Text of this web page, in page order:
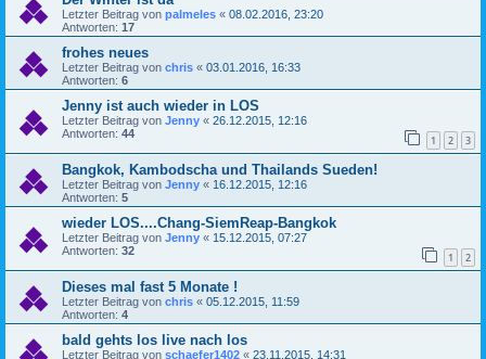
Letzter Beitrag von palmeles « 08.02.2016, 23:20
Antworten: 17
frohes neues
Letzter Beitrag von chris « 03.01.2016, 16:33
Antworten: 6
Jenny ist auch wieder in LOS
Letzter Beitrag von Jenny « 26.12.2015, 12:16
Antworten: 44 1 2 3
Bangkok, Kambodscha und Thailands Sueden!
Letzter Beitrag von Jenny « 16.12.2015, 12:16
Antworten: 5
wieder LOS....Chang-SiemReap-Bangkok
Letzter Beitrag von Jenny « 15.12.2015, 07:27
Antworten: 32 1 2
Dieses mal fast 5 Monate !
Letzter Beitrag von chris « 05.12.2015, 11:59
Antworten: 4
bald gehts los live nach los
Letzter Beitrag von schaefer1402 « 23.11.2015, 14:31